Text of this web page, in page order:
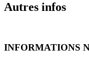
Autres infos
INFORMATIONS